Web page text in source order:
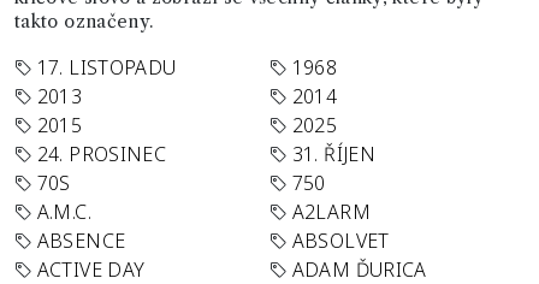
takto označeny.
17. LISTOPADU
1968
2013
2014
2015
2025
24. PROSINEC
31. ŘÍJEN
70S
750
A.M.C.
A2LARM
ABSENCE
ABSOLVET
ACTIVE DAY
ADAM ĎURICA